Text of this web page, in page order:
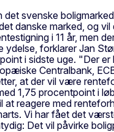
svenske
danske marked, og
i 11 år, men
ydelse, forklarer Jan
i sidste uge. "Der
Centralbank,
at der vil være
1,75 procentpoint i
at reagere med
Vi har fået det
Det vil påvirke